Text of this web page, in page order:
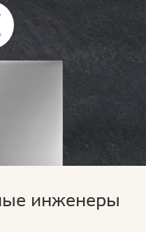
инженеры